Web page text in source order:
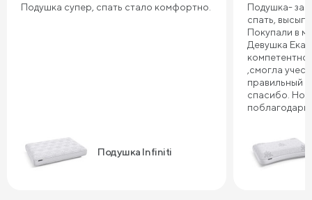
Подушка супер, спать стало комфортно.
Подушка Infiniti
Подушка-
спать,
Покупали в
Девушка
,смогла
правильный
спасибо. Но